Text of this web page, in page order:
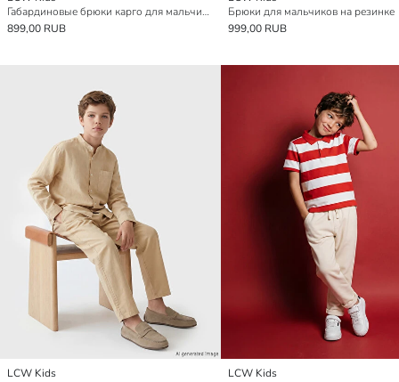
Габардиновые брюки карго для мальчиков
899,00 RUB
Брюки для мальчиков на резинке
999,00 RUB
LCW Kids
LCW Kids